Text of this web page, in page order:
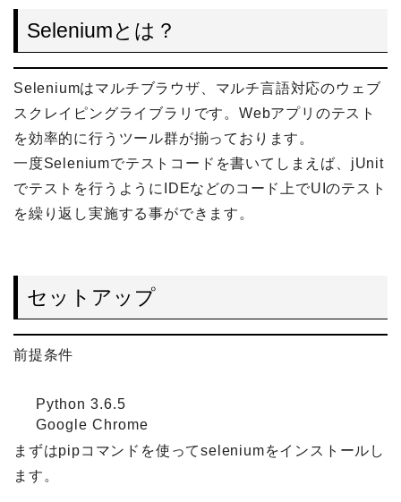
Seleniumとは？
Seleniumはマルチブラウザ、マルチ言語対応のウェブ
スクレイピングライブラリです。Webアプリのテスト
を効率的に行うツール群が揃っております。
一度Seleniumでテストコードを書いてしまえば、jUnit
でテストを行うようにIDEなどのコード上でUIのテスト
を繰り返し実施する事ができます。
セットアップ
前提条件
Python 3.6.5
Google Chrome
まずはpipコマンドを使ってseleniumをインストールし
ます。